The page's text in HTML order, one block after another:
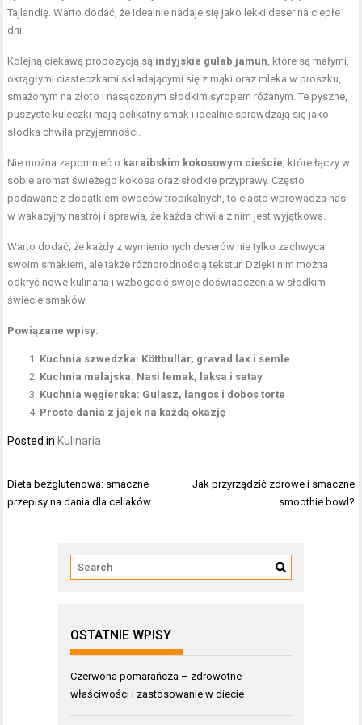
Tajlandię. Warto dodać, że idealnie nadaje się jako lekki deser na ciepłe
dni.
Kolejną ciekawą propozycją są indyjskie gulab jamun, które są małymi,
okrągłymi ciasteczkami składającymi się z mąki oraz mleka w proszku,
smażonym na złoto i nasączonym słodkim syropem różanym. Te pyszne,
puszyste kuleczki mają delikatny smak i idealnie sprawdzają się jako
słodka chwila przyjemności.
Nie można zapomnieć o karaibskim kokosowym cieście, które łączy w
sobie aromat świeżego kokosa oraz słodkie przyprawy. Często
podawane z dodatkiem owoców tropikalnych, to ciasto wprowadza nas
w wakacyjny nastrój i sprawia, że każda chwila z nim jest wyjątkowa.
Warto dodać, że każdy z wymienionych deserów nie tylko zachwyca
swoim smakiem, ale także różnorodnością tekstur. Dzięki nim można
odkryć nowe kulinaria i wzbogacić swoje doświadczenia w słodkim
świecie smaków.
Powiązane wpisy:
Kuchnia szwedzka: Köttbullar, gravad lax i semle
Kuchnia malajska: Nasi lemak, laksa i satay
Kuchnia węgierska: Gulasz, langos i dobos torte
Proste dania z jajek na każdą okazję
Posted in Kulinaria
Nawigacja
wpisu
Dieta bezglutenowa: smaczne
przepisy na dania dla celiaków
Jak przyrządzić zdrowe i smaczne
smoothie bowl?
OSTATNIE WPISY
Czerwona pomarańcza – zdrowotne
właściwości i zastosowanie w diecie